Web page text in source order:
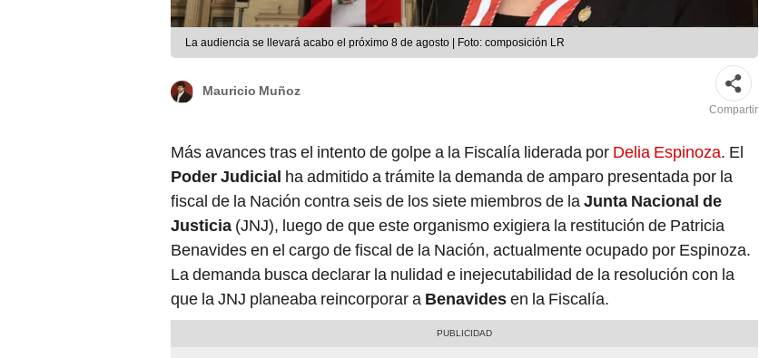
La audiencia se llevará acabo el próximo 8 de agosto | Foto: composición LR
Mauricio Muñoz
Compartir
Más avances tras el intento de golpe a la Fiscalía liderada por Delia Espinoza. El
Poder Judicial ha admitido a trámite la demanda de amparo presentada por la
fiscal de la Nación contra seis de los siete miembros de laJunta Nacional de
Justicia (JNJ), luego de que este organismo exigiera la restitución de Patricia
Benavides en el cargo de fiscal de la Nación, actualmente ocupado por Espinoza.
La demanda busca declarar la nulidad e inejecutabilidad de la resolución con la
que la JNJ planeaba reincorporar a Benavidesen la Fiscalía.